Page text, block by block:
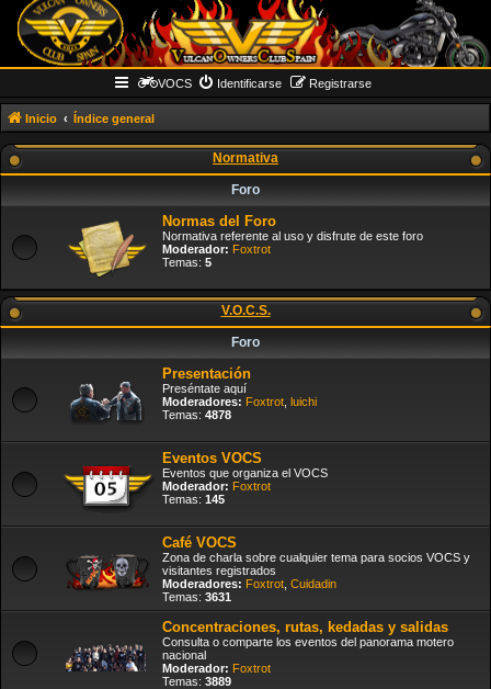
VOCS Identificarse Registrarse
Inicio Índice general
Normativa
Foro
Normas del Foro
Normativa referente al uso y disfrute de este foro
Moderador: Foxtrot
Temas: 5
V.O.C.S.
Foro
Presentación
Preséntate aquí
Moderadores: Foxtrot luichi
Temas: 4878
Eventos VOCS
Eventos que organiza el VOCS
Moderador: Foxtrot
Temas: 145
Café VOCS
Zona de charla sobre cualquier tema para socios VOCS y
visitantes registrados
Moderadores: Foxtrot Cuidadin
Temas: 3631
Concentraciones, rutas, kedadas y salidas
Consulta o comparte los eventos del panorama motero
nacional
Moderador: Foxtrot
Temas: 3889